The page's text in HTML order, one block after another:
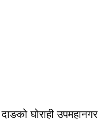
दाङको घोराही